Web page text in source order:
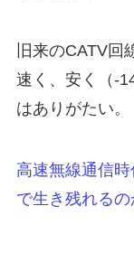
旧来のCATV回
速く、安く（-
はありがたい。
高速無線通信
で生き残れる